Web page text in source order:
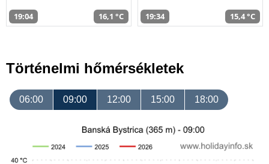
19:04 16,1 °C 19:34 15,4 °C
Történelmi hőmérsékletek
06:00 09:00 12:00 15:00 18:00